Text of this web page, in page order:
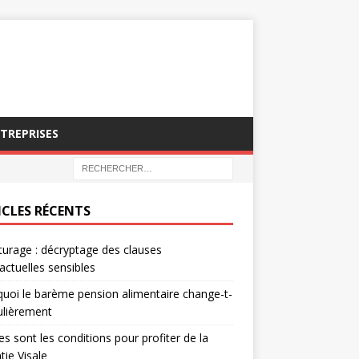
RÉCENTS
: décryptage des clauses
sensibles
le barème pension alimentaire change-t-
sont les conditions pour profiter de la
Visale